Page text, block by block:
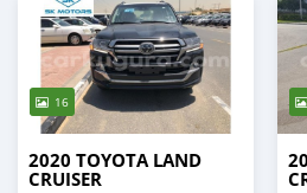
16
2020 TOYOTA LAND
CRUISER